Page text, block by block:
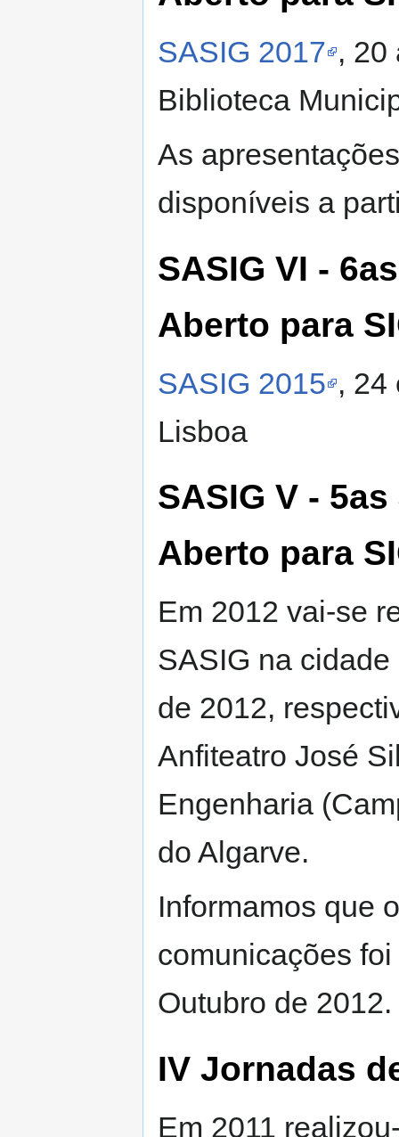
SASIG 2017 , 20
Biblioteca
As
disponíveis a
SASIG VI -
Aberto para
SASIG 2015 , 24
Lisboa
SASIG V -
Aberto para
Em 2012 vai-se
SASIG na
de 2012,
Anfiteatro José
Engenharia
do Algarve.
Informamos que
comunicações
Outubro de 2012.
IV Jornadas
Em 2011